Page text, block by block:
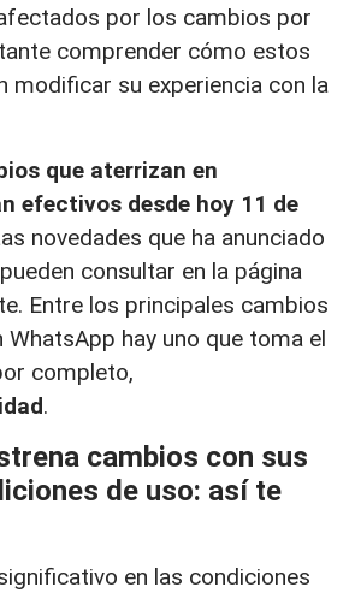
por los cambios por
comprender cómo estos
modificar su experiencia con la
que aterrizan en
efectivos desde hoy 11 de
novedades que ha anunciado
consultar en la página
Entre los principales cambios
WhatsApp hay uno que toma el
completo,
.
cambios con sus
de uso: así te
en las condiciones